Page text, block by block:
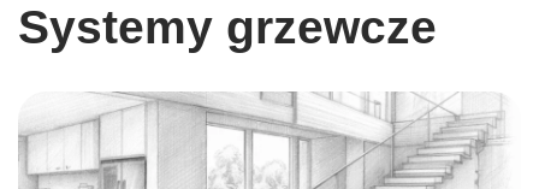
Systemy grzewcze